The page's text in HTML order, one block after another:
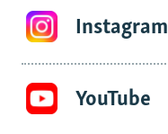
Instagram
YouTube